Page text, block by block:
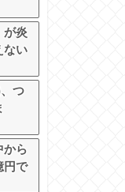
が炎
ない
つ
から
円で